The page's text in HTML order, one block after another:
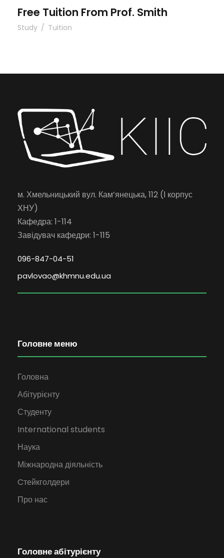
Free Tuition From Prof. Smith
Study / Tuition
м. Хмельницький вул. Кам’янецька, 112 (І корпус
ХНУ)
Кафедра: 1-114
Завідувач кафедри: 1-115
096-847-04-51
pavlovao@khmnu.edu.ua
Головне меню
Головна
Абітурієнту
Студенту
International students
Наука
Міжнародна діяльність
Cтейкголдери
Про нас
Головне абітурієнту